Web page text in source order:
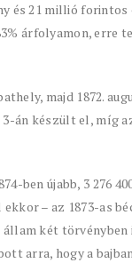
és 21 millió forintos
árfolyamon, erre
majd 1872.
3-án készült el, míg
ben újabb, 3 276
– az 1873-as
két törvényben
arra, hogy a